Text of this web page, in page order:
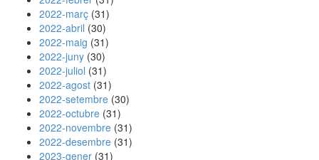
2022-març (31)
2022-abril (30)
2022-maig (31)
2022-juny (30)
2022-juliol (31)
2022-agost (31)
2022-setembre (30)
2022-octubre (31)
2022-novembre (31)
2022-desembre (31)
2023-gener (31)